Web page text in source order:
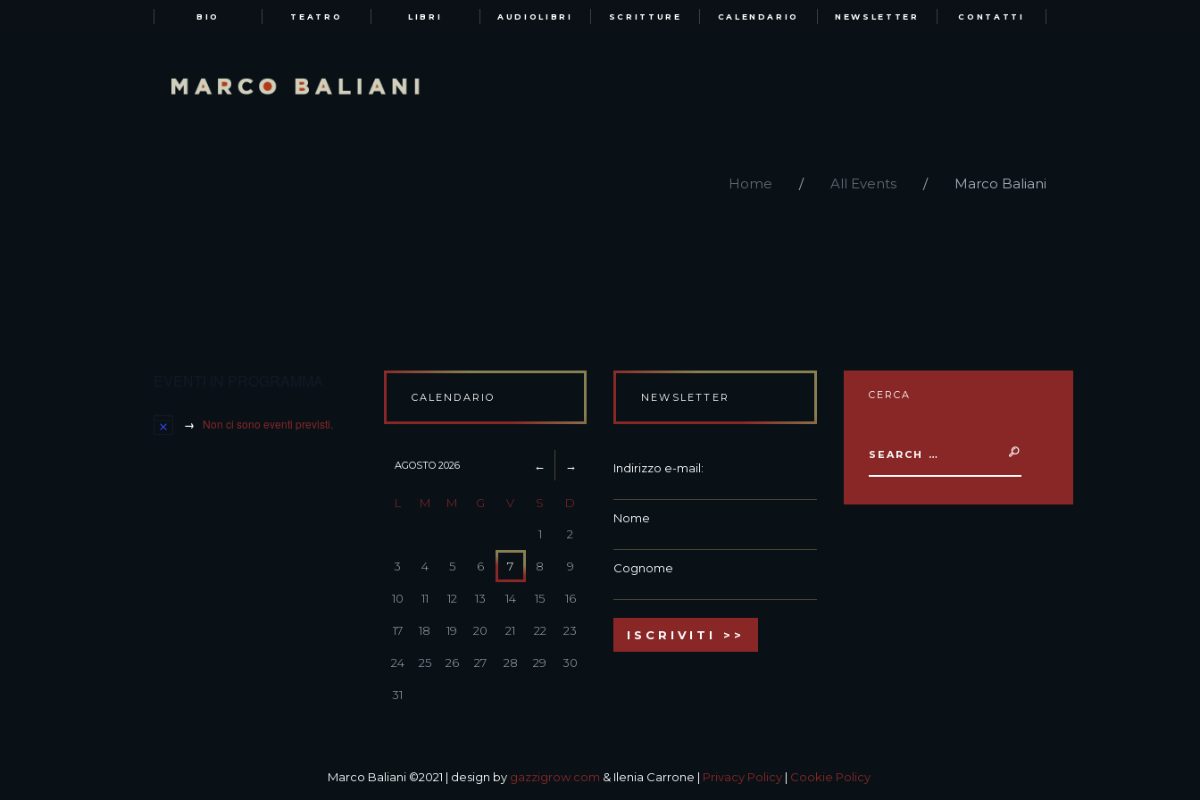
BIO TEATRO LIBRI AUDIOLIBRI SCRITTURE CALENDARIO NEWSLETTER CONTATTI
Home All Events Marco Baliani
Non ci sono eventi previsti.
CALENDARIO
AGOSTO 2026
L M M G V S D
1 2
3 4 5 6 7 8 9
10 11 12 13 14 15 16
17 18 19 20 21 22 23
24 25 26 27 28 29 30
31
NEWSLETTER
Indirizzo e-mail:
Nome
Cognome
CERCA
Marco Baliani ©2021 | design by gazzigrow.com & Ilenia Carrone | Privacy Policy| Cookie Policy